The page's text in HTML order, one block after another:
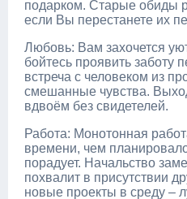
подарком. Старые обиды
если Вы перестанете их
Любовь: Вам захочется
бойтесь проявить заботу
встреча с человеком из
смешанные чувства.
вдвоём без свидетелей.
Работа: Монотонная
времени, чем
порадует. Начальство
похвалит в присутствии
новые проекты в среду –